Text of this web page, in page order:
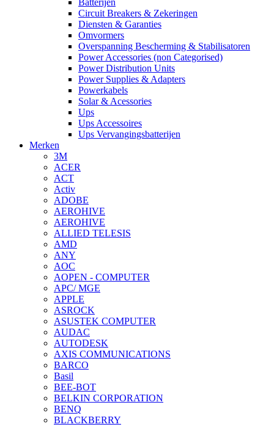
Circuit Breakers & Zekeringen
Diensten & Garanties
Omvormers
Overspanning Bescherming & Stabilisatoren
Power Accessories (non Categorised)
Power Distribution Units
Power Supplies & Adapters
Powerkabels
Solar & Acessories
Ups
Ups Accessoires
Ups Vervangingsbatterijen
Merken
3M
ACER
ACT
Activ
ADOBE
AEROHIVE
AEROHIVE
ALLIED TELESIS
AMD
ANY
AOC
AOPEN - COMPUTER
APC/ MGE
APPLE
ASROCK
ASUSTEK COMPUTER
AUDAC
AUTODESK
AXIS COMMUNICATIONS
BARCO
Basil
BEE-BOT
BELKIN CORPORATION
BENQ
BLACKBERRY